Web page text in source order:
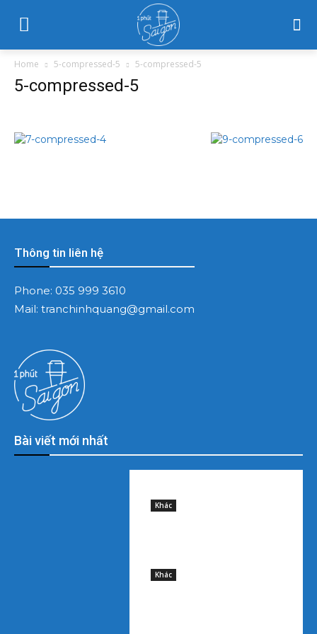
Home 5-compressed-5 5-compressed-5
5-compressed-5
Bài viết mới nhất
Khác
Khác
Thông tin liên hệ
Phone: 035 999 3610
Mail: tranchinhquang@gmail.com